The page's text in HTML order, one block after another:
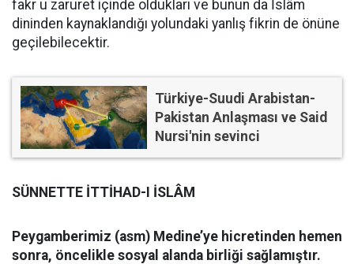
fakr u zaruret içinde oldukları ve bunun da İslâm
dininden kaynaklandığı yolundaki yanlış fikrin de önüne
geçilebilecektir.
Türkiye-Suudi Arabistan-
Pakistan Anlaşması ve Said
Nursi'nin sevinci
SÜNNETTE İTTİHAD-I İSLÂM
Peygamberimiz (asm) Medine’ye hicretinden hemen
sonra, öncelikle sosyal alanda birliği sağlamıştır.